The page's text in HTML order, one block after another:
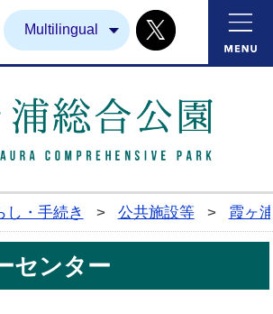
浦市
Multilingual Twitter
し・手続き > 公共施設等 > 霞ヶ
センター